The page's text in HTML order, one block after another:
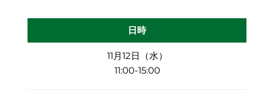
日時
11月12日（水）
11:00-15:00